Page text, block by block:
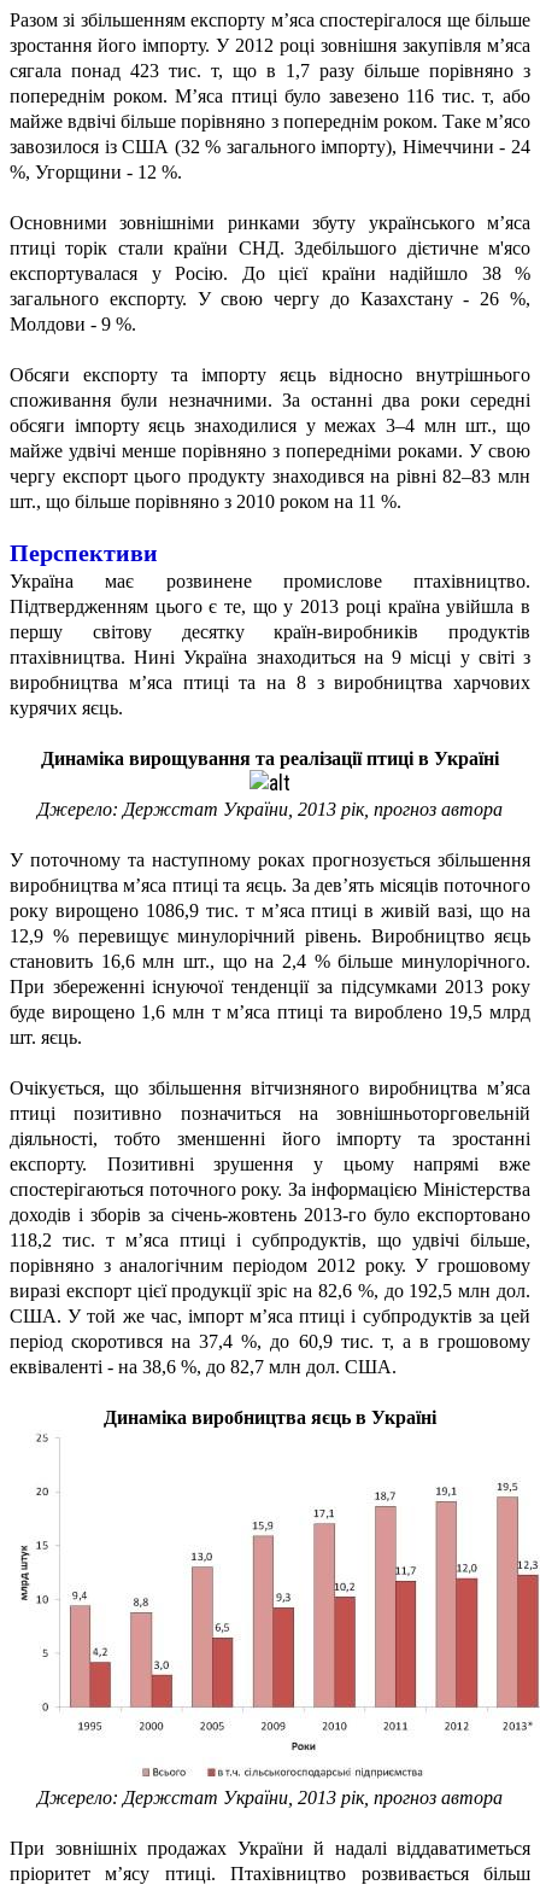
Разом зі збільшенням експорту м’яса спостерігалося ще більше
зростання його імпорту. У 2012 році зовнішня закупівля м’яса
сягала понад 423 тис. т, що в 1,7 разу більше порівняно з
попереднім роком. М’яса птиці було завезено 116 тис. т, або
майже вдвічі більше порівняно з попереднім роком. Таке м’ясо
завозилося із США (32 % загального імпорту), Німеччини - 24
%, Угорщини - 12 %.
Основними зовнішніми ринками збуту українського м’яса
птиці торік стали країни СНД. Здебільшого дієтичне м'ясо
експортувалася у Росію. До цієї країни надійшло 38 %
загального експорту. У свою чергу до Казахстану - 26 %,
Молдови - 9 %.
Обсяги експорту та імпорту яєць відносно внутрішнього
споживання були незначними. За останні два роки середні
обсяги імпорту яєць знаходилися у межах 3–4 млн шт., що
майже удвічі менше порівняно з попередніми роками. У свою
чергу експорт цього продукту знаходився на рівні 82–83 млн
шт., що більше порівняно з 2010 роком на 11 %.
Перспективи
Україна має розвинене промислове птахівництво.
Підтвердженням цього є те, що у 2013 році країна увійшла в
першу світову десятку країн-виробників продуктів
птахівництва. Нині Україна знаходиться на 9 місці у світі з
виробництва м’яса птиці та на 8 з виробництва харчових
курячих яєць.
Динаміка вирощування та реалізації птиці в Україні
Джерело: Держстат України, 2013 рік, прогноз автора
У поточному та наступному роках прогнозується збільшення
виробництва м’яса птиці та яєць. За дев’ять місяців поточного
року вирощено 1086,9 тис. т м’яса птиці в живій вазі, що на
12,9 % перевищує минулорічний рівень. Виробництво яєць
становить 16,6 млн шт., що на 2,4 % більше минулорічного.
При збереженні існуючої тенденції за підсумками 2013 року
буде вирощено 1,6 млн т м’яса птиці та вироблено 19,5 млрд
шт. яєць.
Очікується, що збільшення вітчизняного виробництва м’яса
птиці позитивно позначиться на зовнішньоторговельній
діяльності, тобто зменшенні його імпорту та зростанні
експорту. Позитивні зрушення у цьому напрямі вже
спостерігаються поточного року. За інформацією Міністерства
доходів і зборів за січень-жовтень 2013-го було експортовано
118,2 тис. т м’яса птиці і субпродуктів, що удвічі більше,
порівняно з аналогічним періодом 2012 року. У грошовому
виразі експорт цієї продукції зріс на 82,6 %, до 192,5 млн дол.
США. У той же час, імпорт м’яса птиці і субпродуктів за цей
період скоротився на 37,4 %, до 60,9 тис. т, а в грошовому
еквіваленті - на 38,6 %, до 82,7 млн дол. США.
Динаміка виробництва яєць в Україні
Джерело: Держстат України, 2013 рік, прогноз автора
При зовнішніх продажах України й надалі віддаватиметься
пріоритет м’ясу птиці. Птахівництво розвивається більш